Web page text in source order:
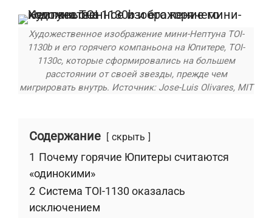
Художественное изображение мини-Нептуна TOI-
1130b и его горячего компаньона на Юпитере, TOI-
1130c, которые сформировались на большем
расстоянии от своей звезды, прежде чем
мигрировать внутрь. Источник: Jose-Luis Olivares, MIT
Содержание скрыть
1 Почему горячие Юпитеры считаются
«одинокими»
2 Система TOI-1130 оказалась
исключением